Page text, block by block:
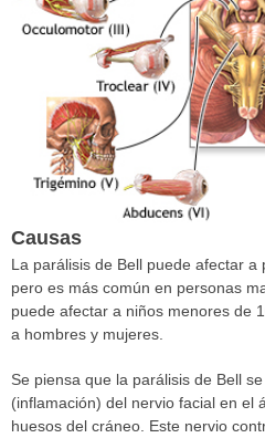
Causas
La parálisis de Bell puede afectar a
pero es más común en personas
puede afectar a niños menores de
a hombres y mujeres.
Se piensa que la parálisis de Bell
(inflamación) del nervio facial en el
huesos del cráneo. Este nervio